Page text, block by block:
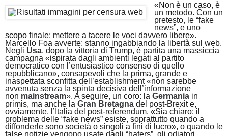
«Non è un caso, è
un metodo. Con un
pretesto, le “fake
news”, e uno
scopo finale: mettere a tacere le voci davvero libere».
Marcello Foa avverte: stanno ingabbiando la libertà sul web.
Negli Usa, dopo la vittoria di Trump, è partita una massiccia
campagna «ispirata dagli ambienti legati al partito
democratico con l’entusiastico consenso di quello
repubblicano», consapevoli che la prima, grande e
inaspettata sconfitta dell’establishment «non sarebbe
avvenuta senza la spinta decisiva dell’informazione
non mainstream». A seguire, un coro: la Germania in
primis, ma anche la Gran Bretagna del post-Brexit e,
ovviamente, l’Italia del post-referendum. «Sia chiaro: il
problema delle “fake news” esiste, soprattutto quando a
diffonderle sono società o singoli a fini di lucro», o quando le